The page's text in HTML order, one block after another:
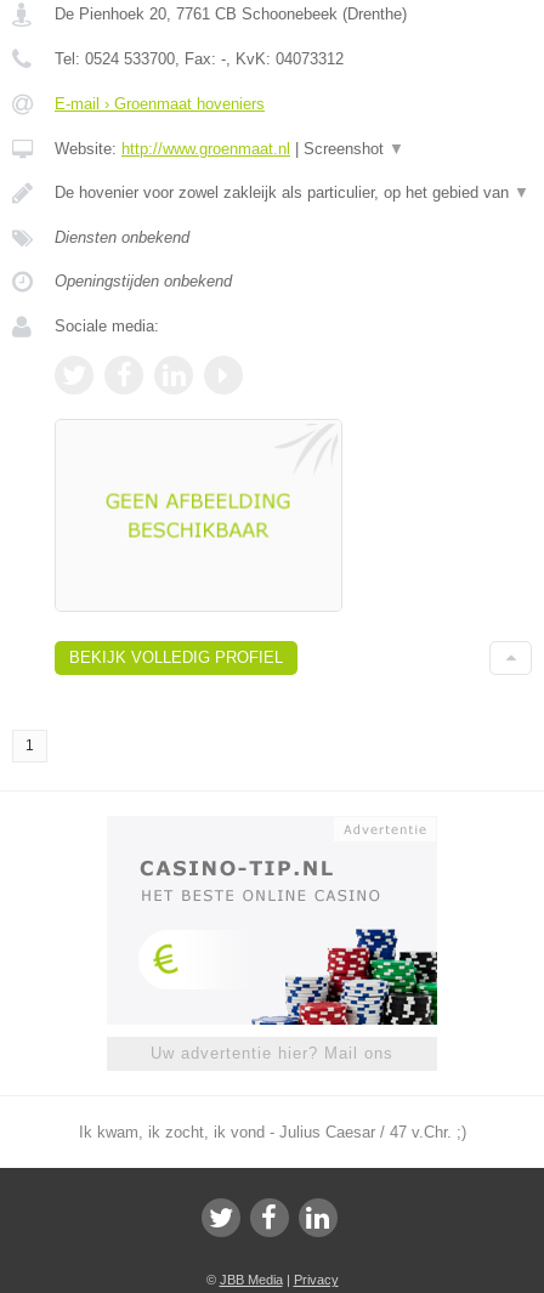
De Pienhoek 20, 7761 CB Schoonebeek (Drenthe)
Tel: 0524 533700, Fax: -, KvK: 04073312
E-mail › Groenmaat hoveniers
Website: http://www.groenmaat.nl Screenshot ▼
De hovenier voor zowel zakleijk als particulier, op het gebied van ▼
Diensten onbekend
Openingstijden onbekend
Sociale media:
BEKIJK VOLLEDIG PROFIEL
1
Uw advertentie hier? Mail ons
Ik kwam, ik zocht, ik vond - Julius Caesar / 47 v.Chr. ;)
© JBB Media| Privacy